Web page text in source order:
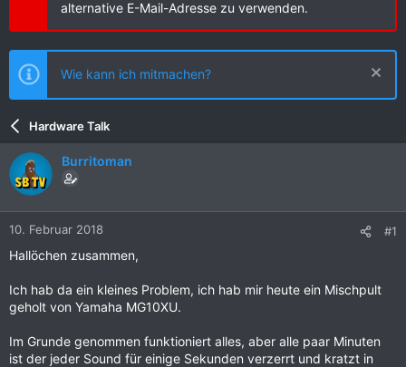
alternative E-Mail-Adresse zu verwenden.
Wie kann ich mitmachen?
Hardware Talk
Burritoman
10. Februar 2018 #1
Hallöchen zusammen,
Ich hab da ein kleines Problem, ich hab mir heute ein Mischpult
geholt von Yamaha MG10XU.
Im Grunde genommen funktioniert alles, aber alle paar Minuten
ist der jeder Sound für einige Sekunden verzerrt und kratzt in